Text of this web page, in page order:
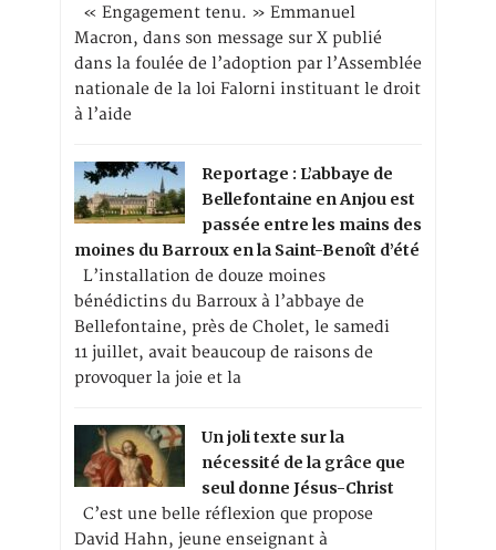
« Engagement tenu. » Emmanuel
Macron, dans son message sur X publié
dans la foulée de l’adoption par l’Assemblée
nationale de la loi Falorni instituant le droit
à l’aide
Reportage : L’abbaye de
Bellefontaine en Anjou est
passée entre les mains des
moines du Barroux en la Saint-Benoît d’été
L’installation de douze moines
bénédictins du Barroux à l’abbaye de
Bellefontaine, près de Cholet, le samedi
11 juillet, avait beaucoup de raisons de
provoquer la joie et la
Un joli texte sur la
nécessité de la grâce que
seul donne Jésus-Christ
C’est une belle réflexion que propose
David Hahn, jeune enseignant à